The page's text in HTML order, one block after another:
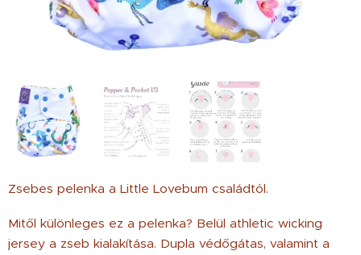
Zsebes pelenka a Little Lovebum családtól.
Mitől különleges ez a pelenka? Belül athletic wicking
jersey a zseb kialakítása. Dupla védőgátas, valamint a